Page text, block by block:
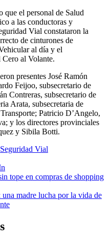
que el personal de Salud
a las conductoras y
Vial constataron la
de cinturones de
al día y el
al Volante.
presentes José Ramón
Feijoo, subsecretario de
Contreras, subsecretario de
Arata, subsecretaria de
Patricio D’Angelo,
y los directores provinciales
y Sibila Botti.
Seguridad Vial
tope en compras de shopping
madre lucha por la vida de